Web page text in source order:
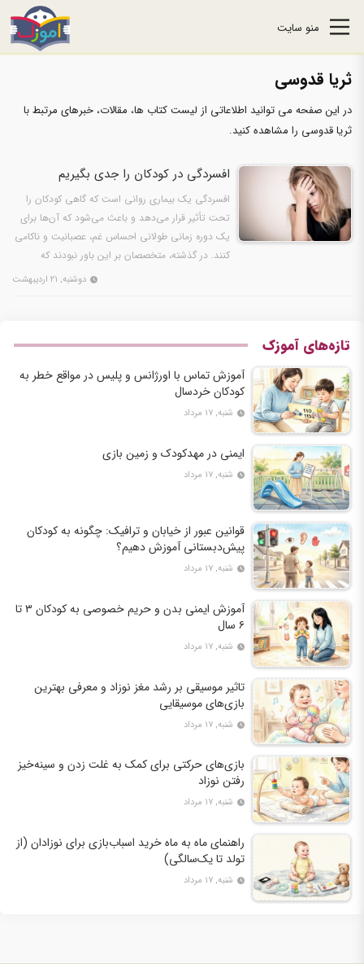
منو سایت
ثریا قدوسی
در این صفحه می توانید اطلاعاتی از لیست کتاب ها، مقالات، خبرهای مرتبط با
ثریا قدوسی را مشاهده کنید.
افسردگی در كودكان را جدی بگيريم
افسردگی یک بیماری روانی است که گاهی کودکان را
تحت تأثیر قرار می‌دهد و باعث می‌شود که آن‌ها برای
یک دوره زمانی طولانی احساس غم، عصبانیت و ناکامی
کنند. در گذشته، متخصصان بر این باور نبودند که
دوشنبه, ۲۱ اردیبهشت
تازه‌های آموزک
آموزش تماس با اورژانس و پلیس در مواقع خطر به
کودکان خردسال
شنبه, ۱۷ مرداد
ایمنی در مهدکودک و زمین بازی
شنبه, ۱۷ مرداد
قوانین عبور از خیابان و ترافیک: چگونه به کودکان
پیش‌دبستانی آموزش دهیم؟
شنبه, ۱۷ مرداد
آموزش ایمنی بدن و حریم خصوصی به کودکان ۳ تا
۶ سال
شنبه, ۱۷ مرداد
تاثیر موسیقی بر رشد مغز نوزاد و معرفی بهترین
بازی‌های موسیقایی
شنبه, ۱۷ مرداد
بازی‌های حرکتی برای کمک به غلت زدن و سینه‌خیز
رفتن نوزاد
شنبه, ۱۷ مرداد
راهنمای ماه به ماه خرید اسباب‌بازی برای نوزادان (از
تولد تا یک‌سالگی)
شنبه, ۱۷ مرداد